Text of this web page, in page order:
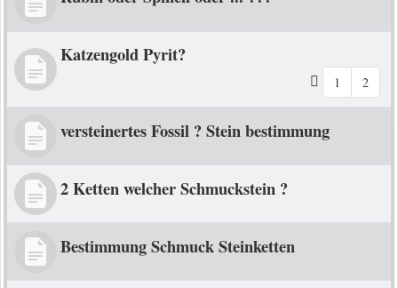
Katzengold Pyrit?
1 2
versteinertes Fossil ? Stein bestimmung
2 Ketten welcher Schmuckstein ?
Bestimmung Schmuck Steinketten